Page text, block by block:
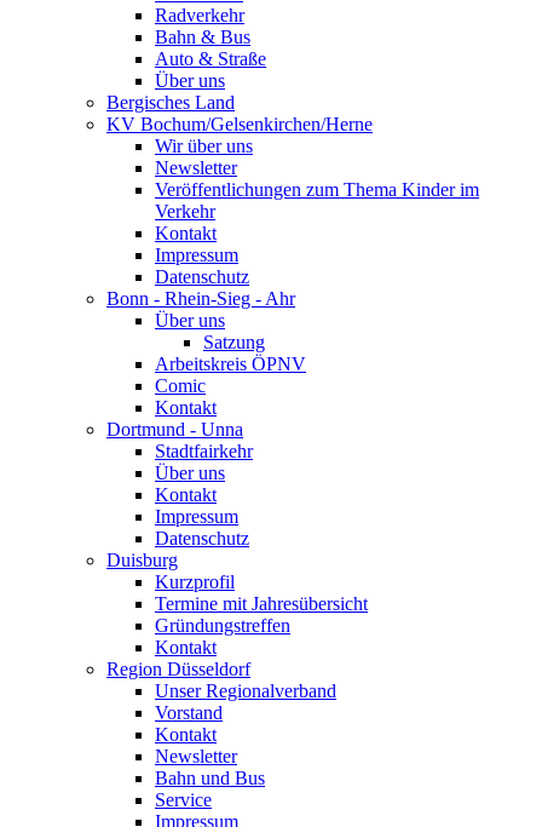
Radverkehr
Bahn & Bus
Auto & Straße
Über uns
Bergisches Land
KV Bochum/Gelsenkirchen/Herne
Wir über uns
Newsletter
Veröffentlichungen zum Thema Kinder im
Verkehr
Kontakt
Impressum
Datenschutz
Bonn - Rhein-Sieg - Ahr
Über uns
Satzung
Arbeitskreis ÖPNV
Comic
Kontakt
Dortmund - Unna
Stadtfairkehr
Über uns
Kontakt
Impressum
Datenschutz
Duisburg
Kurzprofil
Termine mit Jahresübersicht
Gründungstreffen
Kontakt
Region Düsseldorf
Unser Regionalverband
Vorstand
Kontakt
Newsletter
Bahn und Bus
Service
Impressum